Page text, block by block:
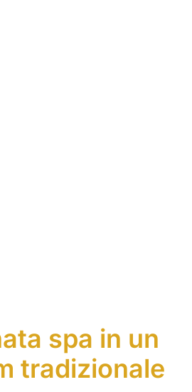
spa in un
tradizionale